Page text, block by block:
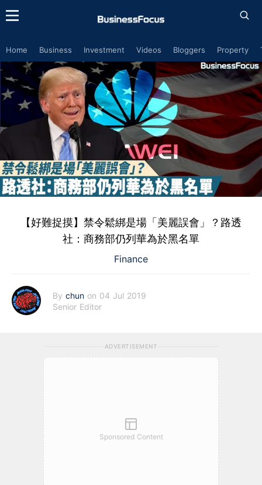
Home Business Investment Videos Bloggers Property
【好難捉摸】禁令鬆綁是場「美麗誤會」？路透
社：商務部仍列華為於黑名單
Finance
By chun on 04 Jul 2019
Senior Editor
ADVERTISEMENT
Sponsored Content